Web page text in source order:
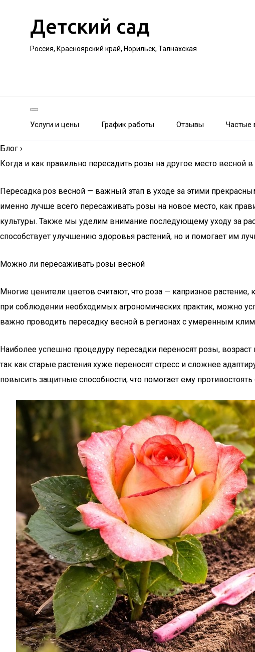
Детский сад
Россия, Красноярский край, Норильск, Талнахская
Услуги и цены График работы Отзывы Частые
Блог ›
Когда и как правильно пересадить розы на другое место весной в
Пересадка роз весной — важный этап в уходе за этими
именно лучше всего пересаживать розы на новое место, как
культуры. Также мы уделим внимание последующему уходу за
способствует улучшению здоровья растений, но и помогает им
Можно ли пересаживать розы весной
Многие ценители цветов считают, что роза — капризное
при соблюдении необходимых агрономических практик, можно
важно проводить пересадку весной в регионах с умеренным
Наиболее успешно процедуру пересадки переносят розы,
так как старые растения хуже переносят стресс и сложнее
повысить защитные способности, что помогает ему